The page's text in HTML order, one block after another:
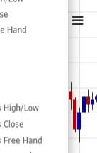
object given